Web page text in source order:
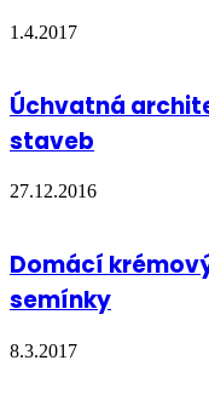
1.4.2017
Úchvatná
staveb
27.12.2016
Domácí
semínky
8.3.2017